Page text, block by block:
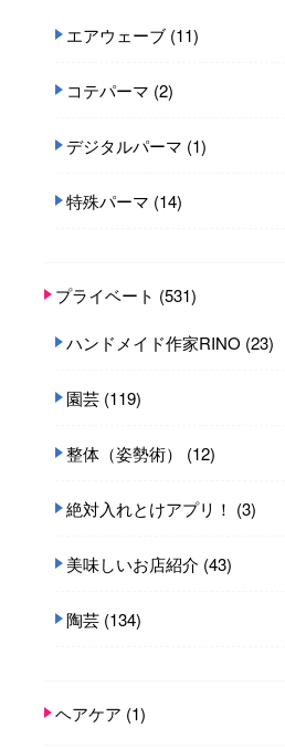
エアウェーブ (11)
コテパーマ (2)
デジタルパーマ (1)
特殊パーマ (14)
プライベート (531)
ハンドメイド作家RINO (23)
園芸 (119)
整体（姿勢術） (12)
絶対入れとけアプリ！ (3)
美味しいお店紹介 (43)
陶芸 (134)
ヘアケア (1)